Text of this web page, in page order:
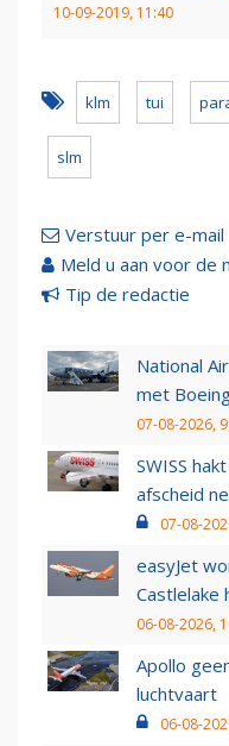
10-09-2019, 11:40
klm tui
slm
Verstuur per e-mail
Meld u aan voor de
Tip de redactie
National
met
07-08-2026,
SWISS
afscheid
07-08-
easyJet
Castlelake
06-08-2026,
Apollo
luchtvaart
06-08-